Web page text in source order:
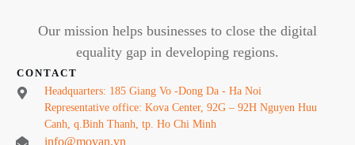
Our mission helps businesses to close the digital
equality gap in developing regions.
CONTACT
Headquarters: 185 Giang Vo -Dong Da - Ha Noi
Representative office: Kova Center, 92G – 92H Nguyen Huu
Canh, q.Binh Thanh, tp. Ho Chi Minh
info@movan.vn